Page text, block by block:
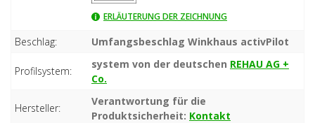
ERLÄUTERUNG DER ZEICHNUNG
Beschlag: Umfangsbeschlag Winkhaus activPilot
Profilsystem:
system von der deutschen REHAU AG +
Co.
Hersteller:
Verantwortung für die
Produktsicherheit: Kontakt